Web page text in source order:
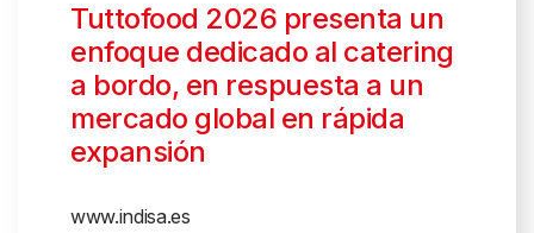
Tuttofood 2026 presenta un
enfoque dedicado al catering
a bordo, en respuesta a un
mercado global en rápida
expansión
www.indisa.es